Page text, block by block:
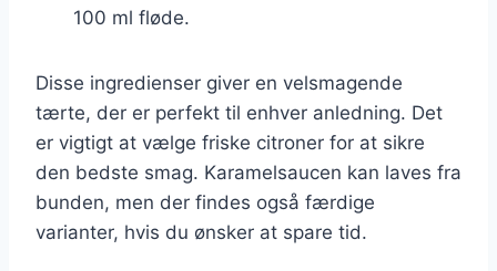
100 ml fløde.
Disse ingredienser giver en velsmagende
tærte, der er perfekt til enhver anledning. Det
er vigtigt at vælge friske citroner for at sikre
den bedste smag. Karamelsaucen kan laves fra
bunden, men der findes også færdige
varianter, hvis du ønsker at spare tid.